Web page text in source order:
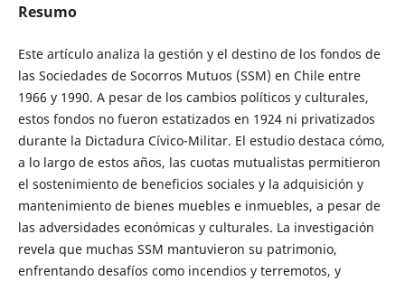
Resumo
Este artículo analiza la gestión y el destino de los fondos de
las Sociedades de Socorros Mutuos (SSM) en Chile entre
1966 y 1990. A pesar de los cambios políticos y culturales,
estos fondos no fueron estatizados en 1924 ni privatizados
durante la Dictadura Cívico-Militar. El estudio destaca cómo,
a lo largo de estos años, las cuotas mutualistas permitieron
el sostenimiento de beneficios sociales y la adquisición y
mantenimiento de bienes muebles e inmuebles, a pesar de
las adversidades económicas y culturales. La investigación
revela que muchas SSM mantuvieron su patrimonio,
enfrentando desafíos como incendios y terremotos, y